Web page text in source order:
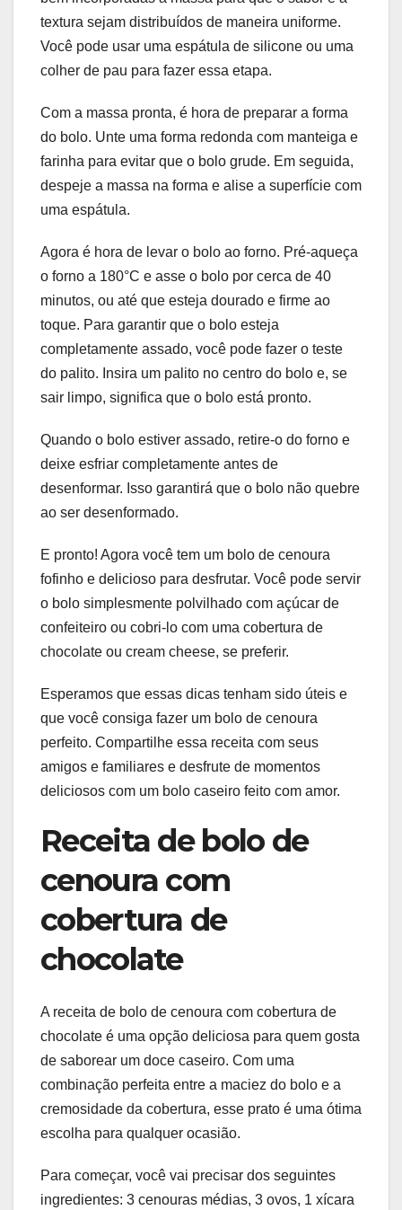
textura sejam distribuídos de maneira uniforme.
Você pode usar uma espátula de silicone ou uma
colher de pau para fazer essa etapa.
Com a massa pronta, é hora de preparar a forma
do bolo. Unte uma forma redonda com manteiga e
farinha para evitar que o bolo grude. Em seguida,
despeje a massa na forma e alise a superfície com
uma espátula.
Agora é hora de levar o bolo ao forno. Pré-aqueça
o forno a 180°C e asse o bolo por cerca de 40
minutos, ou até que esteja dourado e firme ao
toque. Para garantir que o bolo esteja
completamente assado, você pode fazer o teste
do palito. Insira um palito no centro do bolo e, se
sair limpo, significa que o bolo está pronto.
Quando o bolo estiver assado, retire-o do forno e
deixe esfriar completamente antes de
desenformar. Isso garantirá que o bolo não quebre
ao ser desenformado.
E pronto! Agora você tem um bolo de cenoura
fofinho e delicioso para desfrutar. Você pode servir
o bolo simplesmente polvilhado com açúcar de
confeiteiro ou cobri-lo com uma cobertura de
chocolate ou cream cheese, se preferir.
Esperamos que essas dicas tenham sido úteis e
que você consiga fazer um bolo de cenoura
perfeito. Compartilhe essa receita com seus
amigos e familiares e desfrute de momentos
deliciosos com um bolo caseiro feito com amor.
Receita de bolo de
cenoura com
cobertura de
chocolate
A receita de bolo de cenoura com cobertura de
chocolate é uma opção deliciosa para quem gosta
de saborear um doce caseiro. Com uma
combinação perfeita entre a maciez do bolo e a
cremosidade da cobertura, esse prato é uma ótima
escolha para qualquer ocasião.
Para começar, você vai precisar dos seguintes
ingredientes: 3 cenouras médias, 3 ovos, 1 xícara